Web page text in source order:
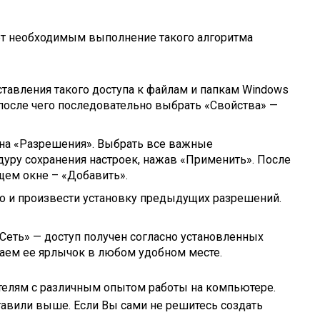
необходимым выполнение такого алгоритма
такого доступа к файлам и папкам Windows
чего последовательно выбрать «Свойства» —
«Разрешения». Выбрать все важные
сохранения настроек, нажав «Применить». После
окне – «Добавить».
и произвести установку предыдущих разрешений.
— доступ получен согласно установленных
ее ярлычок в любом удобном месте.
с различным опытом работы на компьютере.
выше. Если Вы сами не решитесь создать